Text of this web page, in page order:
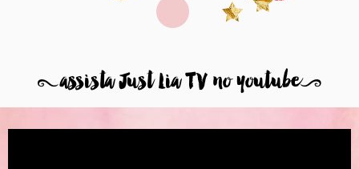
8assista Just Lia TV no youtube9